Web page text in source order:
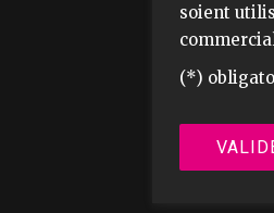
soient
(*)